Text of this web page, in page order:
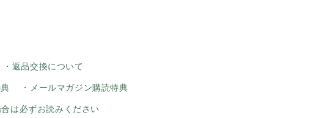
・返品交換について
・メールマガジン購読特典
は必ずお読みください